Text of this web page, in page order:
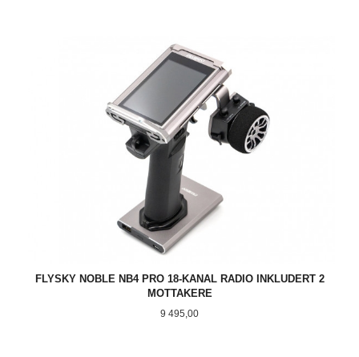
FLYSKY NOBLE NB4 PRO 18-KANAL RADIO INKLUDERT 2
MOTTAKERE
Pris
9 495,00